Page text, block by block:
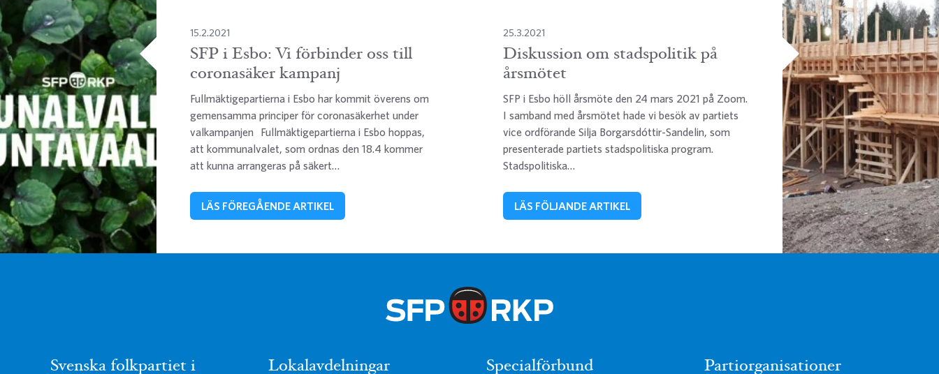
15.2.2021
SFP i Esbo: Vi förbinder oss till
coronasäker kampanj
Fullmäktigepartierna i Esbo har kommit överens om
gemensamma principer för coronasäkerhet under
valkampanjen Fullmäktigepartierna i Esbo hoppas,
att kommunalvalet, som ordnas den 18.4 kommer
att kunna arrangeras på säkert…
LÄS FÖREGÅENDE ARTIKEL
25.3.2021
Diskussion om stadspolitik på
årsmötet
SFP i Esbo höll årsmöte den 24 mars 2021 på Zoom.
I samband med årsmötet hade vi besök av partiets
vice ordförande Silja Borgarsdóttir-Sandelin, som
presenterade partiets stadspolitiska program.
Stadspolitiska…
LÄS FÖLJANDE ARTIKEL
Svenska folkpartiet i Lokalavdelningar Specialförbund Partiorganisationer